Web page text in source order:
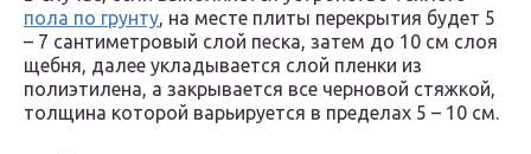
пола по грунту, на месте плиты перекрытия будет 5
– 7 сантиметровый слой песка, затем до 10 см слоя
щебня, далее укладывается слой пленки из
полиэтилена, а закрывается все черновой стяжкой,
толщина которой варьируется в пределах 5 – 10 см.